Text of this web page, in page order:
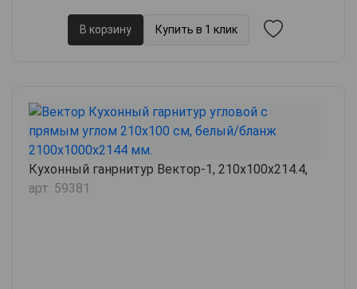
В корзину Купить в 1 клик
Кухонный ганрнитур Вектор-1, 210х100х214.4,
арт. 59381